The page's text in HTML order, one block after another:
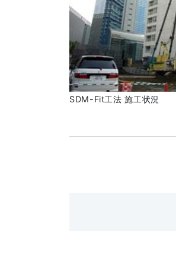
SDM-Fit工法 施工状況